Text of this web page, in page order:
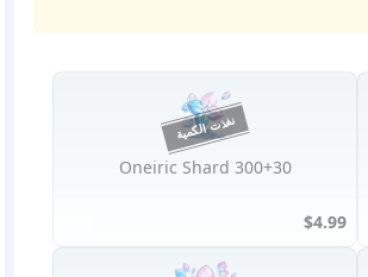
300+30 Oneiric Shard
$4.99